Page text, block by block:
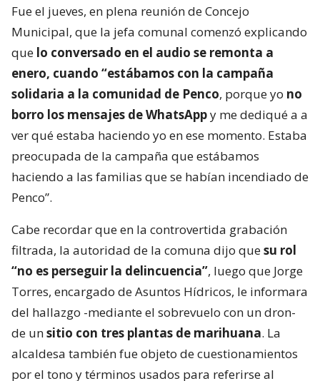
Fue el jueves, en plena reunión de Concejo
Municipal, que la jefa comunal comenzó explicando
que lo conversado en el audio se remonta a
enero, cuando “estábamos con la campaña
solidaria a la comunidad de Penco, porque yo no
borro los mensajes de WhatsAppy me dediqué a a
ver qué estaba haciendo yo en ese momento. Estaba
preocupada de la campaña que estábamos
haciendo a las familias que se habían incendiado de
Penco”.
Cabe recordar que en la controvertida grabación
filtrada, la autoridad de la comuna dijo quesu rol
“no es perseguir la delincuencia”, luego que Jorge
Torres, encargado de Asuntos Hídricos, le informara
del hallazgo -mediante el sobrevuelo con un dron-
de unsitio con tres plantas de marihuana. La
alcaldesa también fue objeto de cuestionamientos
por el tono y términos usados para referirse al